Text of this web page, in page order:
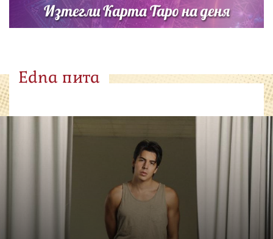
Изтегли Карта Таро на деня
Edna пита